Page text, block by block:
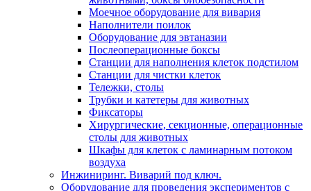
Моечное оборудование для вивария
Наполнители поилок
Оборудование для эвтаназии
Послеоперационные боксы
Станции для наполнения клеток подстилом
Станции для чистки клеток
Тележки, столы
Трубки и катетеры для животных
Фиксаторы
Хирургические, секционные, операционные
столы для животных
Шкафы для клеток с ламинарным потоком
воздуха
Инжиниринг. Виварий под ключ.
Оборудование для проведения экспериментов с